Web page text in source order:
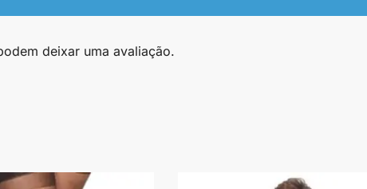
deixar uma avaliação.